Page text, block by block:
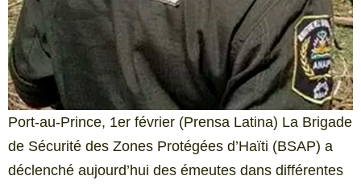
Port-au-Prince, 1er février (Prensa Latina) La Brigade
de Sécurité des Zones Protégées d’Haïti (BSAP) a
déclenché aujourd’hui des émeutes dans différentes